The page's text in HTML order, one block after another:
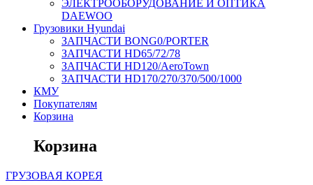
ЭЛЕКТРООБОРУДОВАНИЕ И ОПТИКА
DAEWOO
Грузовики Hyundai
ЗАПЧАСТИ BONG0/PORTER
ЗАПЧАСТИ HD65/72/78
ЗАПЧАСТИ HD120/AeroTown
ЗАПЧАСТИ HD170/270/370/500/1000
КМУ
Покупателям
Корзина
Корзина
ГРУЗОВАЯ КОРЕЯ